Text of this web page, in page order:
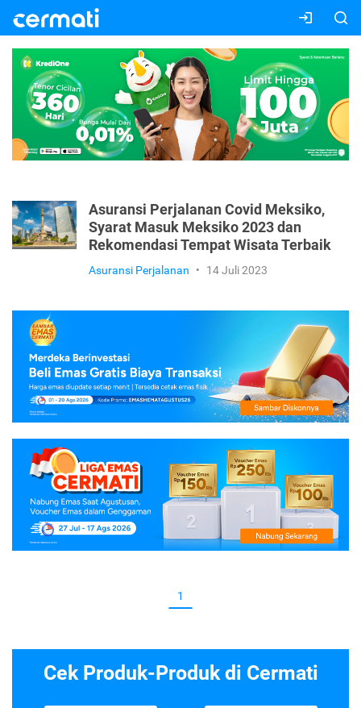
Asuransi Perjalanan Covid Meksiko,
Syarat Masuk Meksiko 2023 dan
Rekomendasi Tempat Wisata Terbaik
Asuransi Perjalanan • 14 Juli 2023
1
Cek Produk-Produk di Cermati